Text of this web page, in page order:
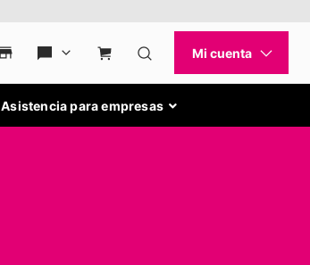
Asistencia para empresas